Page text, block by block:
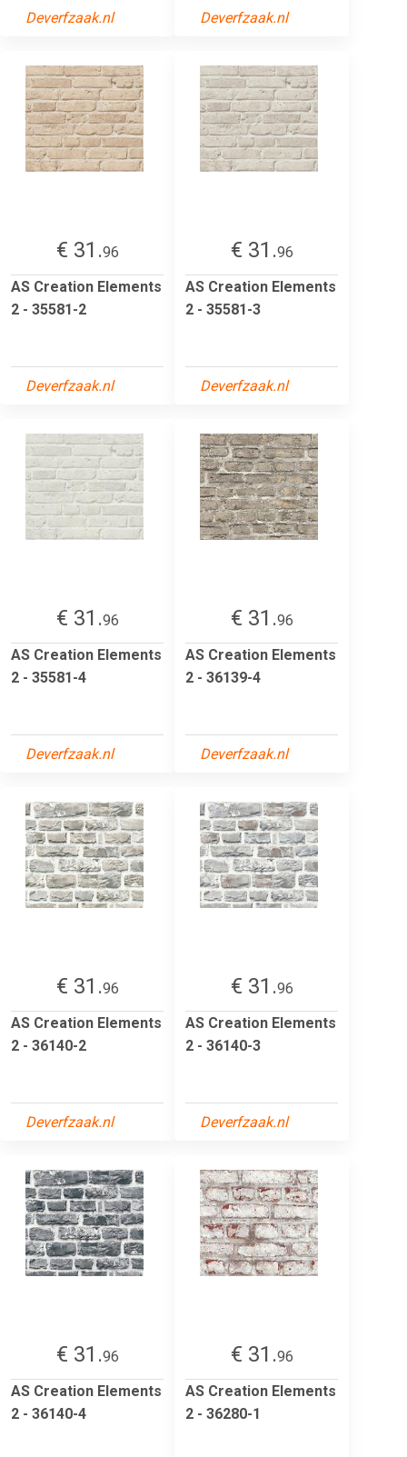
Deverfzaak.nl Deverfzaak.nl
€ 31.96
AS Creation Elements
2 - 35581-2
Deverfzaak.nl
€ 31.96
AS Creation Elements
2 - 35581-3
Deverfzaak.nl
€ 31.96
AS Creation Elements
2 - 35581-4
Deverfzaak.nl
€ 31.96
AS Creation Elements
2 - 36139-4
Deverfzaak.nl
€ 31.96
AS Creation Elements
2 - 36140-2
Deverfzaak.nl
€ 31.96
AS Creation Elements
2 - 36140-3
Deverfzaak.nl
€ 31.96
AS Creation Elements
2 - 36140-4
€ 31.96
AS Creation Elements
2 - 36280-1